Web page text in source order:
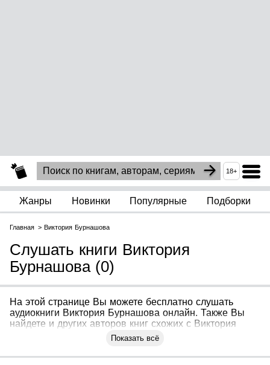
18+
Жанры Новинки Популярные Подборки
Главная Виктория Бурнашова
Слушать книги Виктория
Бурнашова (0)
На этой странице Вы можете бесплатно слушать
аудиокниги Виктория Бурнашова онлайн. Также Вы
найдете и других авторов книг схожих с Виктория
Показать всё